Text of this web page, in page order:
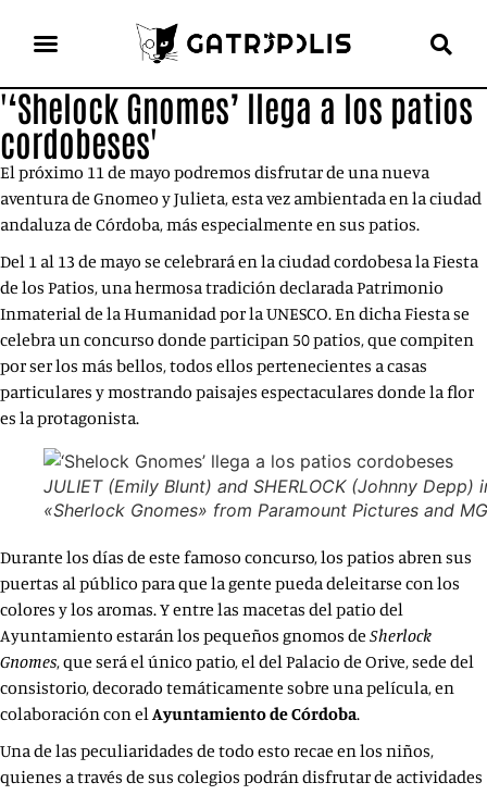
'‘Shelock Gnomes’ llega a los patios
cordobeses'
El próximo 11 de mayo podremos disfrutar de una nueva
aventura de Gnomeo y Julieta, esta vez ambientada en la ciudad
andaluza de Córdoba, más especialmente en sus patios.
Del 1 al 13 de mayo se celebrará en la ciudad cordobesa la Fiesta
de los Patios, una hermosa tradición declarada Patrimonio
Inmaterial de la Humanidad por la UNESCO. En dicha Fiesta se
celebra un concurso donde participan 50 patios, que compiten
por ser los más bellos, todos ellos pertenecientes a casas
particulares y mostrando paisajes espectaculares donde la flor
es la protagonista.
JULIET (Emily Blunt) and SHERLOCK (Johnny Depp)
«Sherlock Gnomes» from Paramount Pictures and
Durante los días de este famoso concurso, los patios abren sus
puertas al público para que la gente pueda deleitarse con los
colores y los aromas. Y entre las macetas del patio del
Ayuntamiento estarán los pequeños gnomos de Sherlock
Gnomes, que será el único patio, el del Palacio de Orive, sede del
consistorio, decorado temáticamente sobre una película, en
colaboración con elAyuntamiento de Córdoba.
Una de las peculiaridades de todo esto recae en los niños,
quienes a través de sus colegios podrán disfrutar de actividades